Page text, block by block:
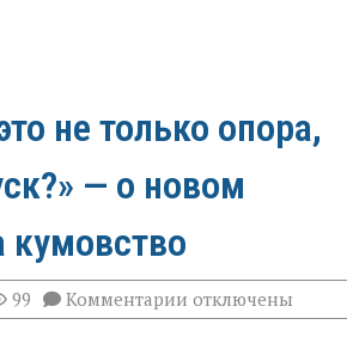
не только опора,
— о новом
кумовство
99 Комментарии к
записи
отключены